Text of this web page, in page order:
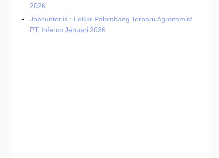
2026
Jobhunter.id : LoKer Palembang Terbaru Agronomist
PT. Inferco Januari 2026